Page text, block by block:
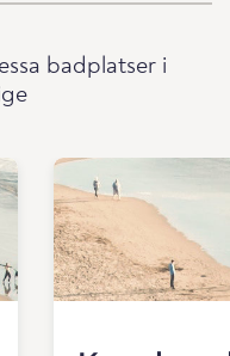
badplatser i